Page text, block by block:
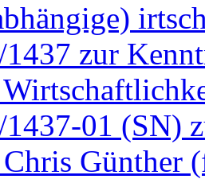
zur
01 (SN)
Günther